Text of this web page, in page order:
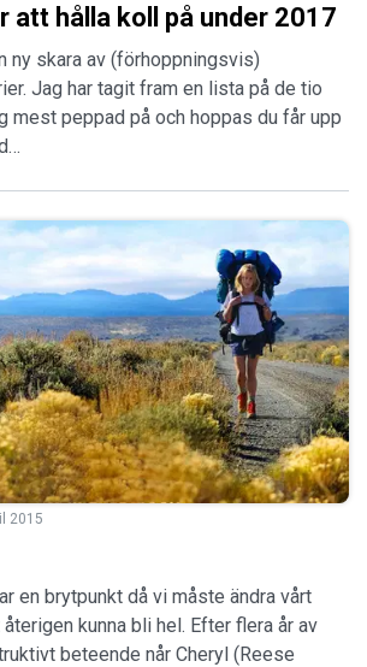
att hålla koll på under 2017
ny skara av (förhoppningsvis)
Jag har tagit fram en lista på de tio
mest peppad på och hoppas du får upp
2015
en brytpunkt då vi måste ändra vårt
kunna bli hel. Efter flera år av
beteende når Cheryl (Reese